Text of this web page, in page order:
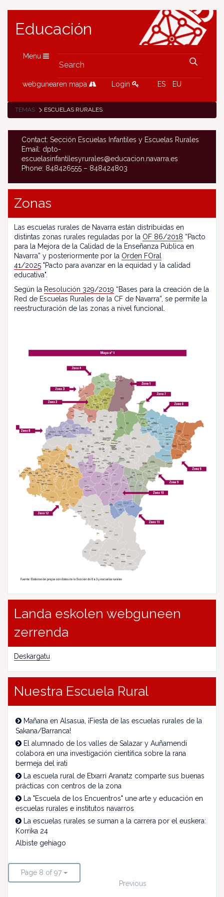
Educación
Menu
webgunearen mapa Login ES EU
TEMAS ESCUELAS RURALES
Contact: Sección Escuelas Infantiles y Escuelas Rurales
Email: dpto-
escuelasinfantilesyrurales@educacion.navarra.es
Phone: 848426555 – 848424803
Zonas
Las escuelas rurales de Navarra están distribuidas en
distintas zonas rurales reguladas por la OF 86/2018 “Pacto
para la Mejora de la Calidad de la Enseñanza Pública en
Navarra” y posteriormente por la Orden FOral
41/2025 "Pacto para avanzar en la equidad y la calidad
educativa".
Según la Resolución 329/2019 “Bases para la creación de la
Red de Escuelas Rurales de la CF de Navarra”, se permite la
reestructuración de las zonas a nivel funcional.
Landa eskolen webguneen
zerrenda
Deskargatu
Nuestra Escuela Rural
Mañana en Alsasua, ¡Fiesta de las escuelas rurales de la
Sakana/Barranca!
El alumnado de los valles de Salazar y Auñamendi
colabora en una investigación científica sobre la rana
bermeja del irati
La escuela rural de Etxarri Aranatz comparte sus buenas
prácticas con centros de la zona
La "Escuela de los Encuentros" une arte y educación en
escuelas rurales e institutos navarros
La escuelas rurales se suman a la carrera por el euskera:
Korrika 24
Albiste gehiago
Page 8 of 97
Previous